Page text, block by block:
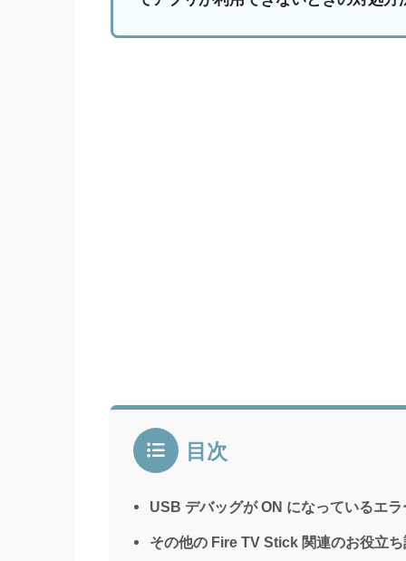
目次
USB デバッグが ON になっているエ
その他の Fire TV Stick 関連のお役立